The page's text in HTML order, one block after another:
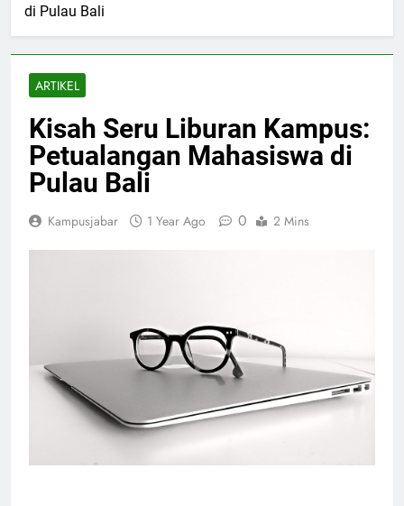
di Pulau Bali
ARTIKEL
Kisah Seru Liburan Kampus:
Petualangan Mahasiswa di
Pulau Bali
Kampusjabar 1 Year Ago 0 2 Mins